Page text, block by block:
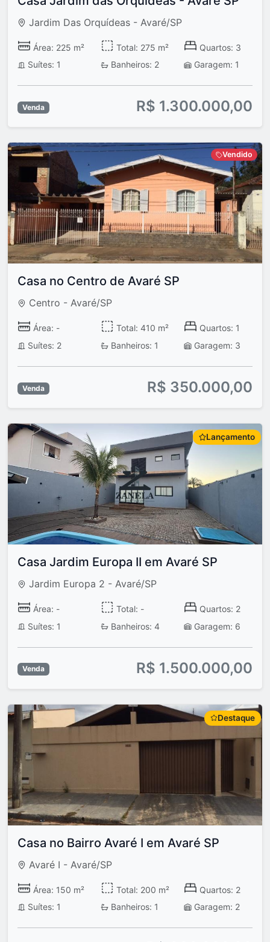
Jardim Das Orquídeas - Avaré/SP
Área: 225 m² Total: 275 m²
Quartos: 3
Suítes: 1
Banheiros: 2 Garagem: 1
Venda R$ 1.300.000,00
Vendido
Casa no Centro de Avaré SP
Centro - Avaré/SP
Área: - Total: 410 m²
Quartos: 1
Suítes: 2
Banheiros: 1 Garagem: 3
Venda R$ 350.000,00
Lançamento
Casa Jardim Europa II em Avaré SP
Jardim Europa 2 - Avaré/SP
Área: - Total: -
Quartos: 2
Suítes: 1
Banheiros: 4 Garagem: 6
Venda R$ 1.500.000,00
Destaque
Casa no Bairro Avaré I em Avaré SP
Avaré I - Avaré/SP
Área: 150 m² Total: 200 m²
Quartos: 2
Suítes: 1
Banheiros: 1 Garagem: 2